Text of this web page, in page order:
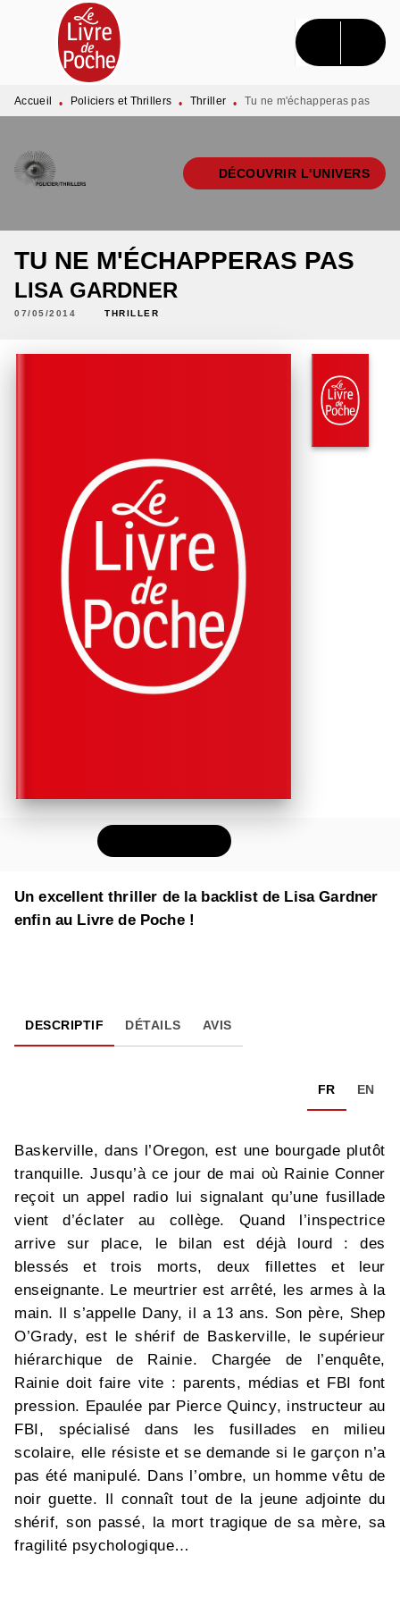
MENU RECHERCHE CONTENU
PIED DE PAGE
Accueil • Policiers et Thrillers • Thriller • Tu ne m'échapperas pas
DÉCOUVRIR L'UNIVERS
TU NE M'ÉCHAPPERAS PAS
LISA GARDNER
07/05/2014 THRILLER
Un excellent thriller de la backlist de Lisa Gardner
enfin au Livre de Poche !
DESCRIPTIF DÉTAILS AVIS
FR EN
Baskerville, dans l’Oregon, est une bourgade plutôt
tranquille. Jusqu’à ce jour de mai où Rainie Conner
reçoit un appel radio lui signalant qu’une fusillade
vient d’éclater au collège. Quand l’inspectrice
arrive sur place, le bilan est déjà lourd : des
blessés et trois morts, deux fillettes et leur
enseignante. Le meurtrier est arrêté, les armes à la
main. Il s’appelle Dany, il a 13 ans. Son père, Shep
O’Grady, est le shérif de Baskerville, le supérieur
hiérarchique de Rainie. Chargée de l’enquête,
Rainie doit faire vite : parents, médias et FBI font
pression. Epaulée par Pierce Quincy, instructeur au
FBI, spécialisé dans les fusillades en milieu
scolaire, elle résiste et se demande si le garçon n’a
pas été manipulé. Dans l’ombre, un homme vêtu de
noir guette. Il connaît tout de la jeune adjointe du
shérif, son passé, la mort tragique de sa mère, sa
fragilité psychologique…